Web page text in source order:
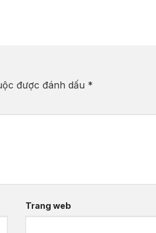
được đánh dấu *
Trang web